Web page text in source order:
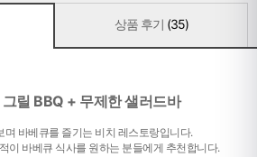
상품 후기 (35)
릴 BBQ + 무제한 샐러드바
며 바베큐를 즐기는 비치 레스토랑입니다.
이 바베큐 식사를 원하는 분들에게 추천합니다.